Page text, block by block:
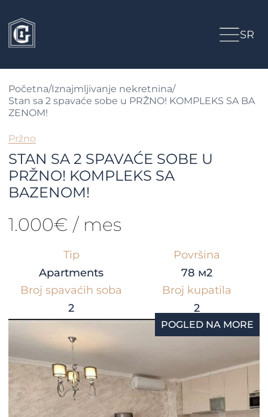
SR
Početna/Iznajmljivanje nekretnina/
Stan sa 2 spavaće sobe u PRŽNO! KOMPLEKS SA BA
ZENOM!
Pržno
STAN SA 2 SPAVAĆE SOBE U
PRŽNO! KOMPLEKS SA
BAZENOM!
1.000€ / mes
Tip
Apartments
Površina
78 м2
Broj spavaćih soba
2
Broj kupatila
2
POGLED NA MORE